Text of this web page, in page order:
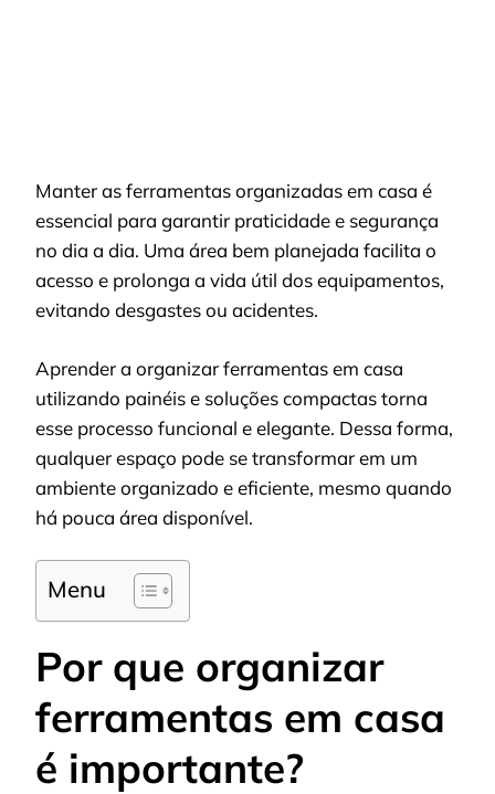
Manter as ferramentas organizadas em casa é
essencial para garantir praticidade e segurança
no dia a dia. Uma área bem planejada facilita o
acesso e prolonga a vida útil dos equipamentos,
evitando desgastes ou acidentes.
Aprender a organizar ferramentas em casa
utilizando painéis e soluções compactas torna
esse processo funcional e elegante. Dessa forma,
qualquer espaço pode se transformar em um
ambiente organizado e eficiente, mesmo quando
há pouca área disponível.
Menu
Por que organizar
ferramentas em casa
é importante?